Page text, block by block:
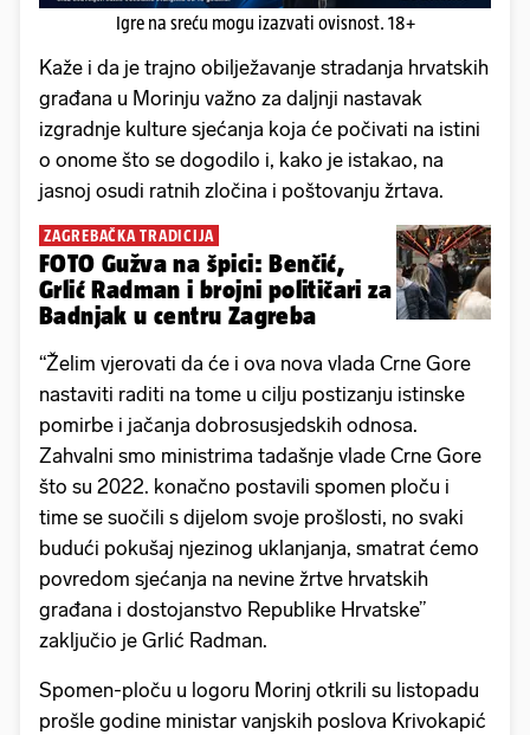
Igre na sreću mogu izazvati ovisnost. 18+
Kaže i da je trajno obilježavanje stradanja hrvatskih
građana u Morinju važno za daljnji nastavak
izgradnje kulture sjećanja koja će počivati na istini
o onome što se dogodilo i, kako je istakao, na
jasnoj osudi ratnih zločina i poštovanju žrtava.
ZAGREBAČKA TRADICIJA
FOTO Gužva na špici: Benčić,
Grlić Radman i brojni političari za
Badnjak u centru Zagreba
“Želim vjerovati da će i ova nova vlada Crne Gore
nastaviti raditi na tome u cilju postizanju istinske
pomirbe i jačanja dobrosusjedskih odnosa.
Zahvalni smo ministrima tadašnje vlade Crne Gore
što su 2022. konačno postavili spomen ploču i
time se suočili s dijelom svoje prošlosti, no svaki
budući pokušaj njezinog uklanjanja, smatrat ćemo
povredom sjećanja na nevine žrtve hrvatskih
građana i dostojanstvo Republike Hrvatske”
zaključio je Grlić Radman.
Spomen-ploču u logoru Morinj otkrili su listopadu
prošle godine ministar vanjskih poslova Krivokapić